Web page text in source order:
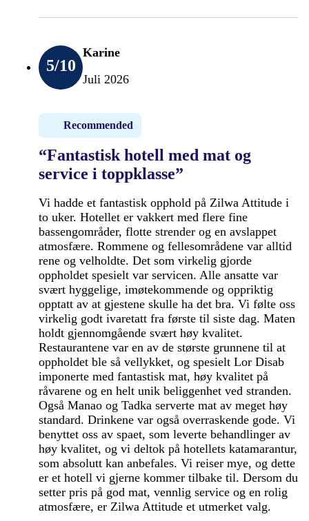
5/10
Karine
Juli 2026
Recommended
“Fantastisk hotell med mat og
service i toppklasse”
Vi hadde et fantastisk opphold på Zilwa Attitude i
to uker. Hotellet er vakkert med flere fine
bassengområder, flotte strender og en avslappet
atmosfære. Rommene og fellesområdene var alltid
rene og velholdte. Det som virkelig gjorde
oppholdet spesielt var servicen. Alle ansatte var
svært hyggelige, imøtekommende og oppriktig
opptatt av at gjestene skulle ha det bra. Vi følte oss
virkelig godt ivaretatt fra første til siste dag. Maten
holdt gjennomgående svært høy kvalitet.
Restaurantene var en av de største grunnene til at
oppholdet ble så vellykket, og spesielt Lor Disab
imponerte med fantastisk mat, høy kvalitet på
råvarene og en helt unik beliggenhet ved stranden.
Også Manao og Tadka serverte mat av meget høy
standard. Drinkene var også overraskende gode. Vi
benyttet oss av spaet, som leverte behandlinger av
høy kvalitet, og vi deltok på hotellets katamarantur,
som absolutt kan anbefales. Vi reiser mye, og dette
er et hotell vi gjerne kommer tilbake til. Dersom du
setter pris på god mat, vennlig service og en rolig
atmosfære, er Zilwa Attitude et utmerket valg.